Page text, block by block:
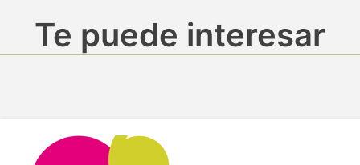
Te puede interesar